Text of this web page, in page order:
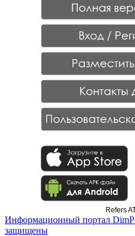
Refers
Информационный портал
защищены